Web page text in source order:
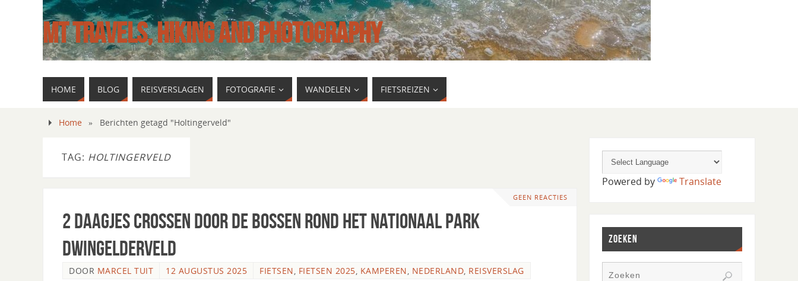
MT TRAVELS, HIKING AND PHOTOGRAPHY
HOME BLOG REISVERSLAGEN FOTOGRAFIE WANDELEN FIETSREIZEN
Home » Berichten getagd "Holtingerveld"
TAG: HOLTINGERVELD
GEEN REACTIES
2 daagjes crossen door de bossen rond het Nationaal park
Dwingelderveld
DOOR MARCEL TUIT 12 AUGUSTUS 2025 FIETSEN, FIETSEN 2025, KAMPEREN, NEDERLAND, REISVERSLAG
Powered by Translate
ZOEKEN